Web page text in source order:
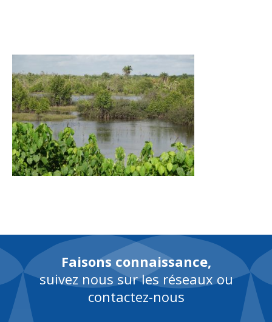
Faisons connaissance,
suivez nous sur les réseaux ou
contactez-nous